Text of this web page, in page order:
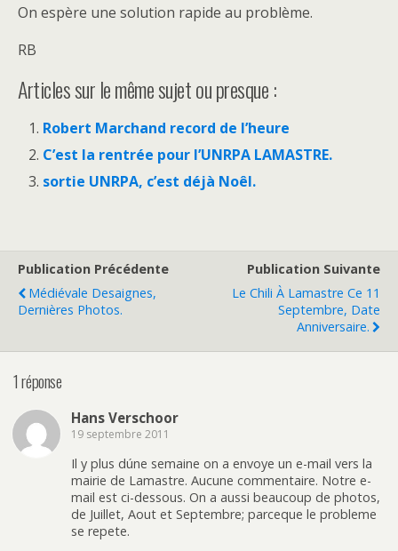
On espère une solution rapide au problème.
RB
Articles sur le même sujet ou presque :
Robert Marchand record de l’heure
C’est la rentrée pour l’UNRPA LAMASTRE.
sortie UNRPA, c’est déjà Noêl.
Publication Précédente
Médiévale Desaignes,
Dernières Photos.
Publication Suivante
Le Chili À Lamastre Ce 11
Septembre, Date
Anniversaire.
1 réponse
Hans Verschoor
19 septembre 2011
Il y plus dúne semaine on a envoye un e-mail vers la
mairie de Lamastre. Aucune commentaire. Notre e-
mail est ci-dessous. On a aussi beaucoup de photos,
de Juillet, Aout et Septembre; parceque le probleme
se repete.